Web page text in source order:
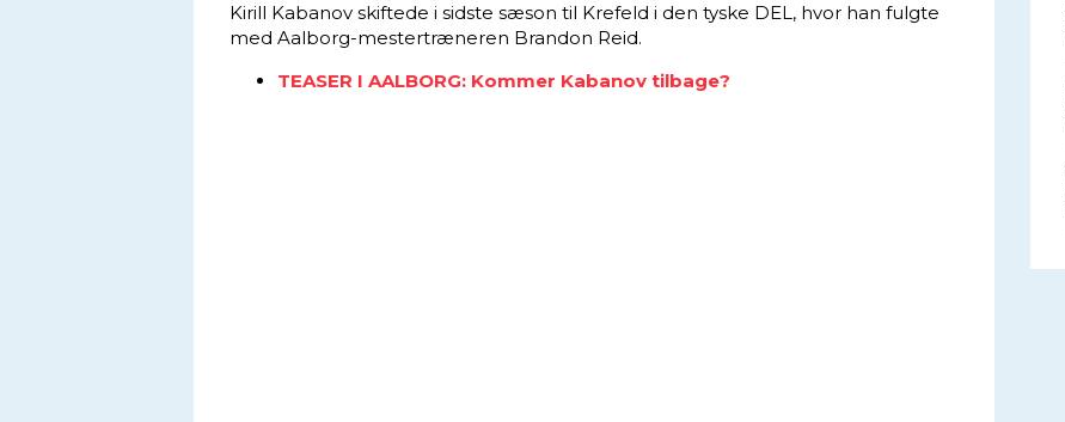
Kirill Kabanov skiftede i sidste sæson til Krefeld i den tyske DEL, hvor han fulgte
med Aalborg-mestertræneren Brandon Reid.
TEASER I AALBORG: Kommer Kabanov tilbage?